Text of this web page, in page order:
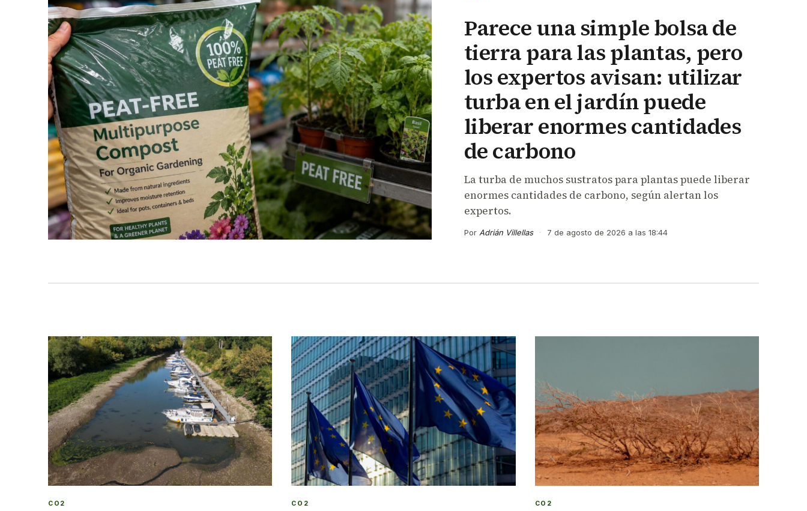
Parece una simple bolsa de
tierra para las plantas, pero
los expertos avisan: utilizar
turba en el jardín puede
liberar enormes cantidades
de carbono
La turba de muchos sustratos para plantas puede liberar
enormes cantidades de carbono, según alertan los
expertos.
Por Adrián Villellas · 7 de agosto de 2026 a las 18:44
CO2 CO2 CO2